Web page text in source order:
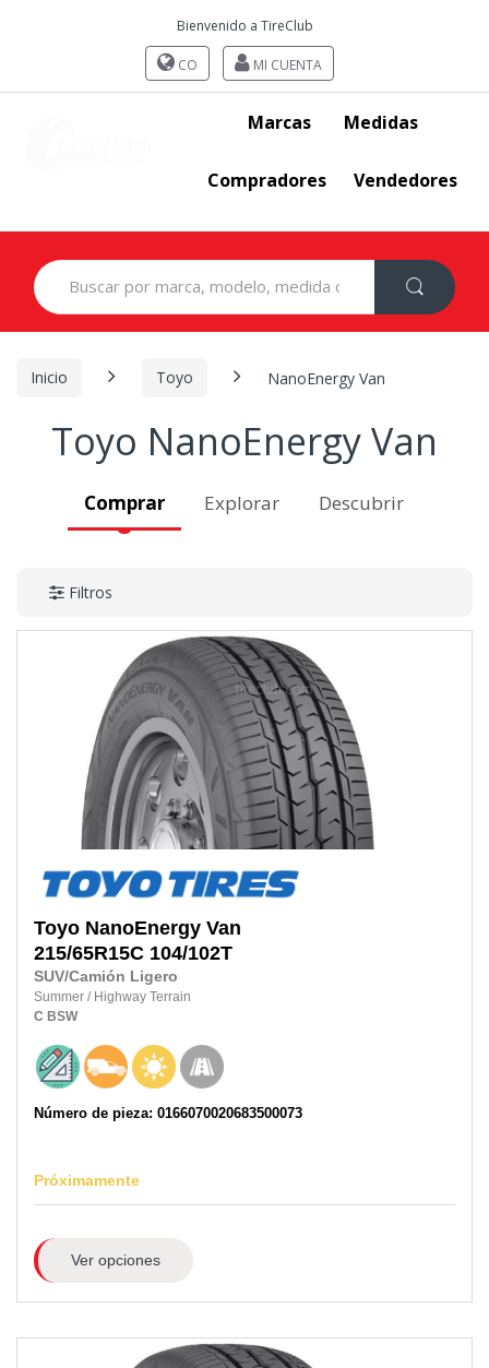
Bienvenido a TireClub
CO MI CUENTA
Marcas Medidas
Compradores Vendedores
Search
for:
Inicio Toyo NanoEnergy Van
Toyo NanoEnergy Van
Comprar Explorar Descubrir
Filtros
Toyo NanoEnergy Van
215/65R15C 104/102T
SUV/Camión Ligero
Summer / Highway Terrain
C BSW
Número de pieza: 0166070020683500073
Próximamente
Ver opciones